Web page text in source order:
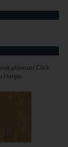
plovoucí Click
Harpo